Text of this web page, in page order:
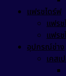
แฟรชไดร์ฟ
แฟร
แฟร
อุปกรณ์ช่าง
เคสเ